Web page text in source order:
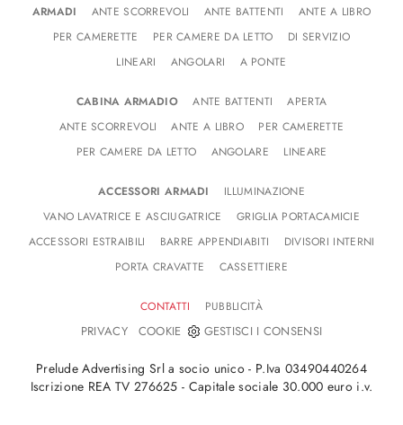
ARMADI ANTE SCORREVOLI ANTE BATTENTI
ANTE A LIBRO
PER CAMERETTE
PER CAMERE DA LETTO
DI SERVIZIO
LINEARI
ANGOLARI A PONTE
CABINA ARMADIO ANTE BATTENTI
APERTA
ANTE SCORREVOLI
ANTE A LIBRO
PER CAMERETTE
PER CAMERE DA LETTO
ANGOLARE LINEARE
ACCESSORI ARMADI
ILLUMINAZIONE
VANO LAVATRICE E ASCIUGATRICE
GRIGLIA PORTACAMICIE
ACCESSORI ESTRAIBILI
BARRE APPENDIABITI
DIVISORI INTERNI
PORTA CRAVATTE
CASSETTIERE
CONTATTI PUBBLICITÀ
PRIVACY- COOKIE GESTISCI I CONSENSI
Prelude Advertising Srl a socio unico - P.Iva 03490440264
Iscrizione REA TV 276625 - Capitale sociale 30.000 euro i.v.